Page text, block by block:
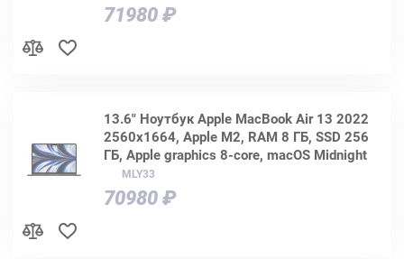
71980 ₽
13.6" Ноутбук Apple MacBook Air 13 2022
2560x1664, Apple M2, RAM 8 ГБ, SSD 256
ГБ, Apple graphics 8-core, macOS Midnight
MLY33
70980 ₽